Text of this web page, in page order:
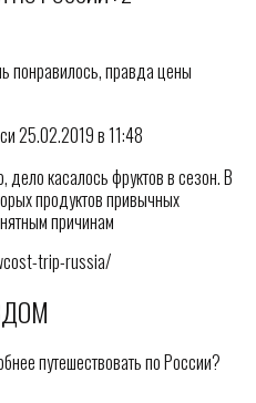
понравилось, правда цены
25.02.2019 в 11:48
касалось фруктов в сезон. В
продуктов привычных
причинам
trip-russia/
путешествовать по России?